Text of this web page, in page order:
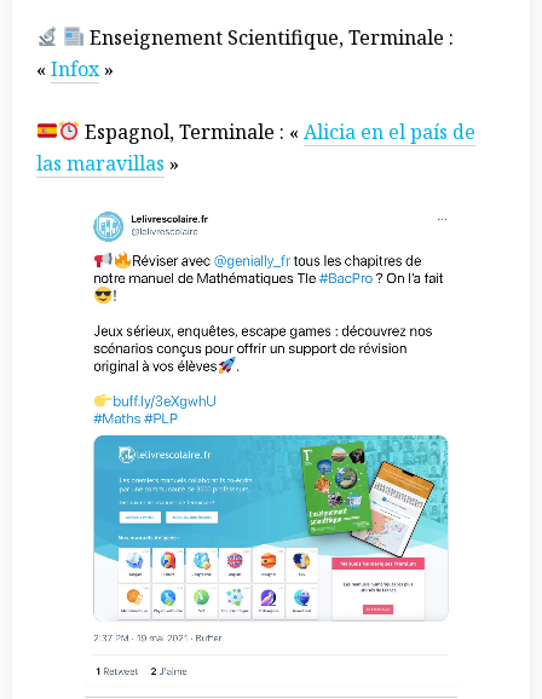
Enseignement Scientifique, Terminale :
« Infox»
Espagnol, Terminale : «Alicia en el país de
las maravillas »